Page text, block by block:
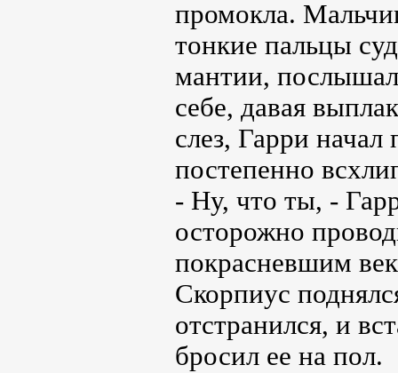
промокла.
тонкие пальцы
мантии,
себе, давая
слез, Гарри
постепенно
- Ну, что ты, -
осторожно
покрасневшим
Скорпиус
отстранился, и
бросил ее на пол.